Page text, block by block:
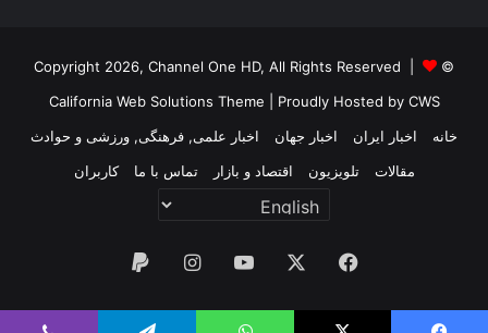
© Copyright 2026, Channel One HD, All Rights Reserved |
California Web Solutions Theme | Proudly Hosted by CWS
خانه
اخبار ایران اخبار جهان
اخبار علمی, فرهنگی, ورزشی و حوادث
مقالات
تلویزیون اقتصاد و بازار تماس با ما کاربران
فیس
بوک
یوتیوب اینستاگرام